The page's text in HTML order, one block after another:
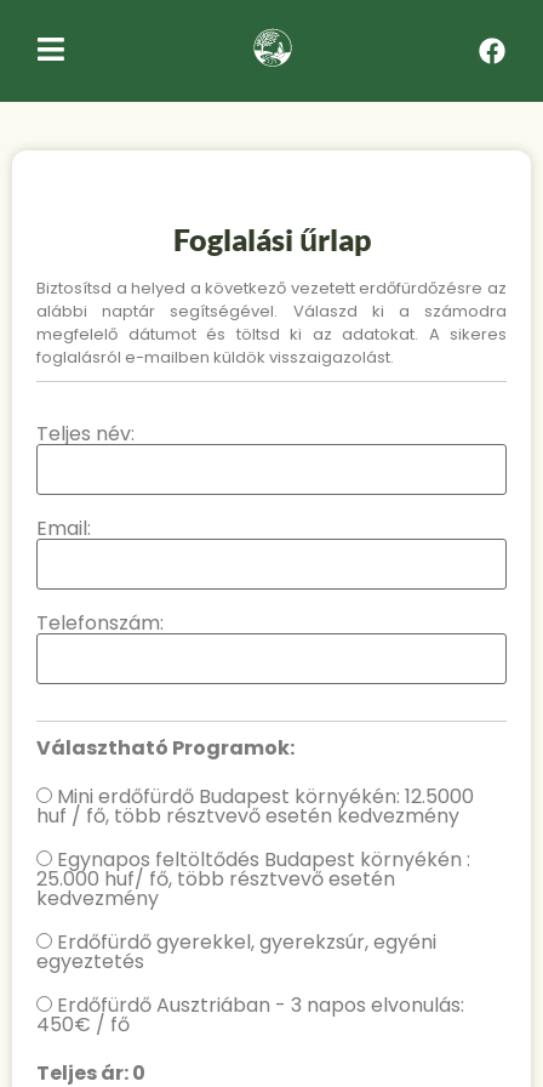
Foglalási űrlap
Biztosítsd a helyed a következő vezetett erdőfürdőzésre az
alábbi naptár segítségével. Válaszd ki a számodra
megfelelő dátumot és töltsd ki az adatokat. A sikeres
foglalásról e-mailben küldök visszaigazolást.
Teljes név:
Email:
Telefonszám:
Választható Programok:
Mini erdőfürdő Budapest környékén: 12.5000
huf / fő, több résztvevő esetén kedvezmény
Egynapos feltöltődés Budapest környékén :
25.000 huf/ fő, több résztvevő esetén
kedvezmény
Erdőfürdő gyerekkel, gyerekzsúr, egyéni
egyeztetés
Erdőfürdő Ausztriában - 3 napos elvonulás:
450€ / fő
Teljes ár: 0